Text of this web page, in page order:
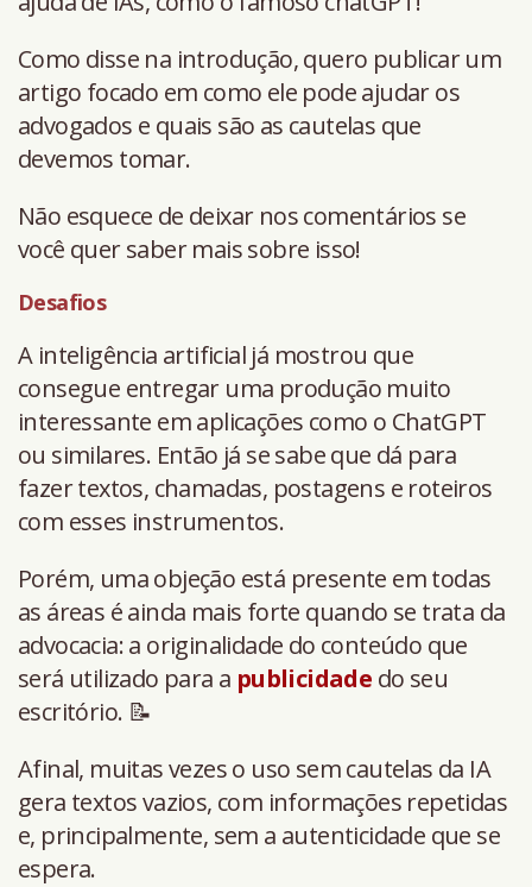
Como disse na introdução, quero publicar um
artigo focado em como ele pode ajudar os
advogados e quais são as cautelas que
devemos tomar.
Não esquece de deixar nos comentários se
você quer saber mais sobre isso!
Desafios
A inteligência artificial já mostrou que
consegue entregar uma produção muito
interessante em aplicações como o ChatGPT
ou similares. Então já se sabe que dá para
fazer textos, chamadas, postagens e roteiros
com esses instrumentos.
Porém, uma objeção está presente em todas
as áreas é ainda mais forte quando se trata da
advocacia: a originalidade do conteúdo que
será utilizado para a publicidade do seu
escritório. 📝
Afinal, muitas vezes o uso sem cautelas da IA
gera textos vazios, com informações repetidas
e, principalmente, sem a autenticidade que se
espera.